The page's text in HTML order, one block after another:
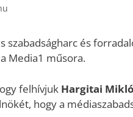
szabadságharc és
Media1 műsora.
felhívjuk Hargitai
hogy a